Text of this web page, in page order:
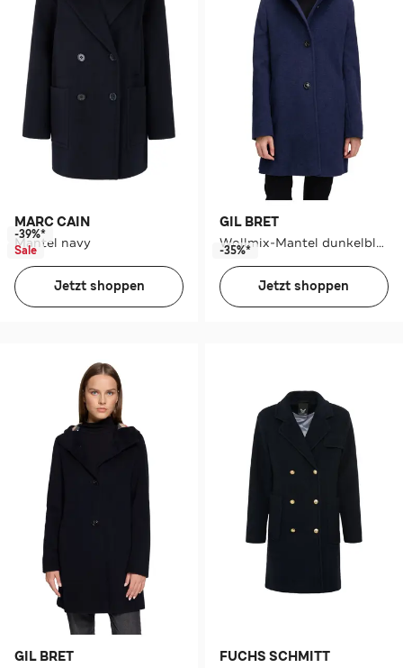
MARC CAIN
Mantel navy
-39%*
Sale
Jetzt shoppen
GIL BRET
Wollmix-Mantel dunkelblau
-35%*
Jetzt shoppen
GIL BRET FUCHS SCHMITT